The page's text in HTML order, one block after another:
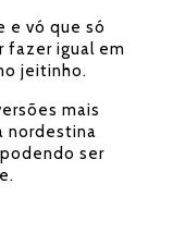
e vó que só
fazer igual em
jeitinho.
mais
nordestina
ser